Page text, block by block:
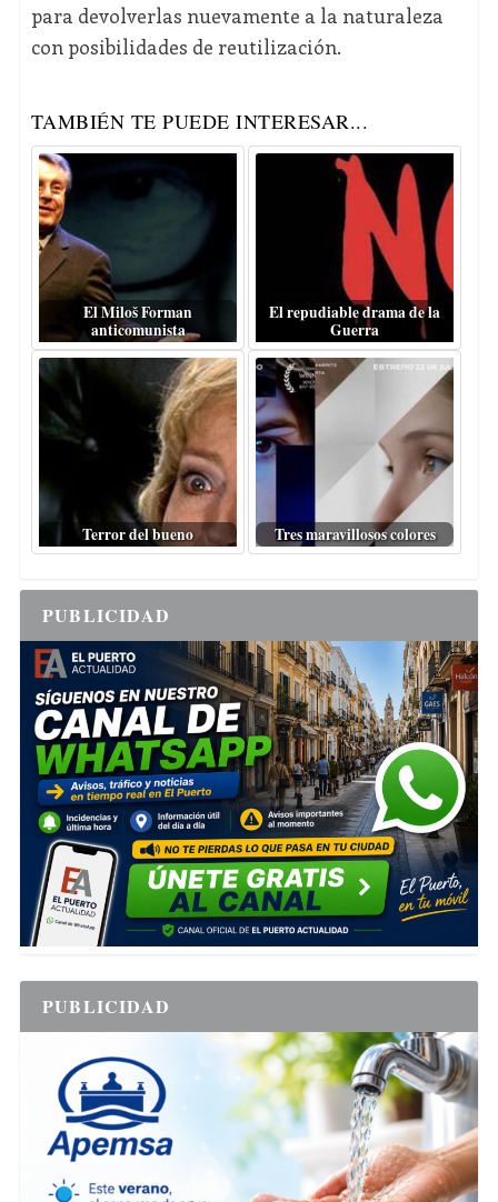
para devolverlas nuevamente a la naturaleza
con posibilidades de reutilización.
TAMBIÉN TE PUEDE INTERESAR...
El Miloš Forman
anticomunista
El repudiable drama de la
Guerra
Terror del bueno Tres maravillosos colores
PUBLICIDAD
PUBLICIDAD